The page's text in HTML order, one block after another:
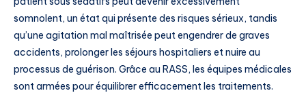
somnolent, un état qui présente des risques sérieux, tandis
qu’une agitation mal maîtrisée peut engendrer de graves
accidents, prolonger les séjours hospitaliers et nuire au
processus de guérison. Grâce au RASS, les équipes médicales
sont armées pour équilibrer efficacement les traitements.